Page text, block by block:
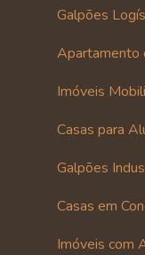
Galpões
Apartamento
Imóveis
Casas para
Galpões
Casas em
Imóveis com